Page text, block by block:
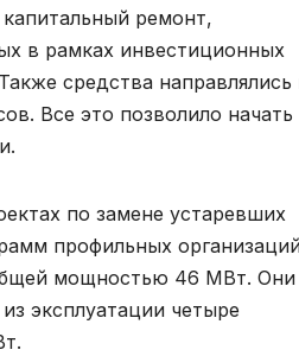
ремонт,
в рамках инвестиционных
средства направлялись
Все это позволило начать
по замене устаревших
профильных
мощностью 46 МВт. Они
эксплуатации четыре